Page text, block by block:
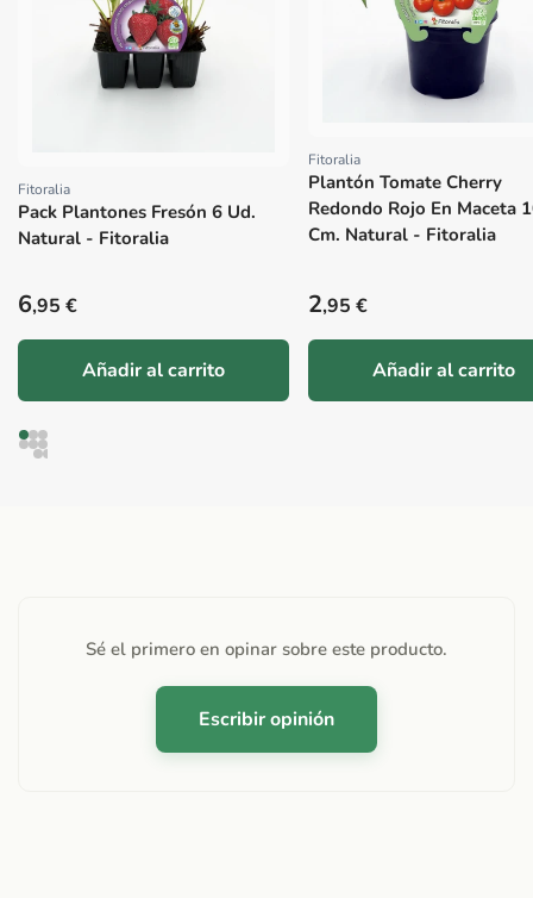
Proveedor:
Fitoralia
Pack Plantones Fresón 6 Ud.
Natural - Fitoralia
Precio habitual
6,95 €
Añadir al carrito
Proveedor:
Fitoralia
Plantón Tomate Cherry
Redondo Rojo En Maceta
Cm. Natural - Fitoralia
Precio habitual
2,95 €
Añadir al carrito
Sé el primero en opinar sobre este producto.
Escribir opinión